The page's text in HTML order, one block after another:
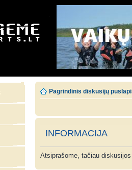
Pagrindinis diskusijų
INFORMACIJA
Atsiprašome, tačiau